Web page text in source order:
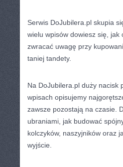
Serwis DoJubilera.pl skupia
wielu wpisów dowiesz się,
zwracać uwagę przy
taniej tandety.
Na DoJubilera.pl duży nacisk
wpisach opisujemy
zawsze pozostają na czasie.
ubraniami, jak budować
kolczyków, naszyjników oraz
wyjście.